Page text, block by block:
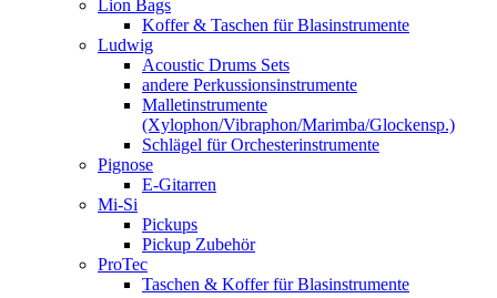
Lion Bags
Koffer & Taschen für Blasinstrumente
Ludwig
Acoustic Drums Sets
andere Perkussionsinstrumente
Malletinstrumente
(Xylophon/Vibraphon/Marimba/Glockensp.)
Schlägel für Orchesterinstrumente
Pignose
E-Gitarren
Mi-Si
Pickups
Pickup Zubehör
ProTec
Taschen & Koffer für Blasinstrumente